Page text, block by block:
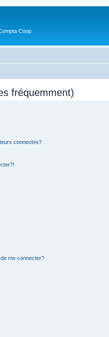
Coop
fréquemment)
connectés?
me connecter?